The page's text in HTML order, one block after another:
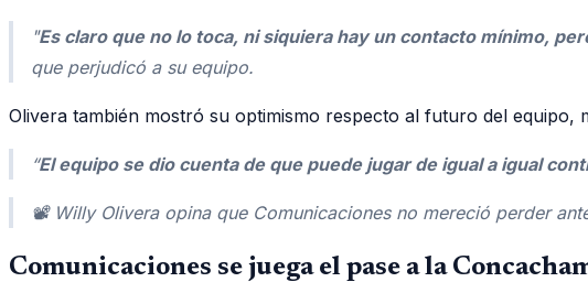
"Es claro que no lo toca, ni siquiera hay un contacto mínimo,
que perjudicó a su equipo.
Olivera también mostró su optimismo respecto al futuro del
“El equipo se dio cuenta de que puede jugar de igual a igual
📽 Willy Olivera opina que Comunicaciones no mereció perder
Comunicaciones se juega el pase a la